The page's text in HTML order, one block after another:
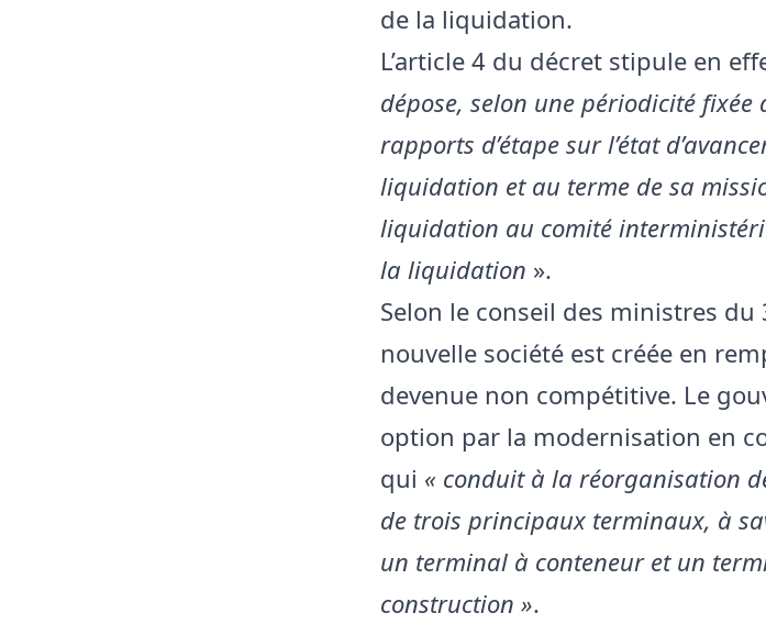
de la liquidation.
L’article 4 du décret stipule en
dépose, selon une périodicité
rapports d’étape sur l’état
liquidation et au terme de sa
liquidation au comité
la liquidation ».
Selon le conseil des ministres
nouvelle société est créée en
devenue non compétitive. Le
option par la modernisation en
qui « conduit à la réorganisation
de trois principaux terminaux, à
un terminal à conteneur et un
construction ».